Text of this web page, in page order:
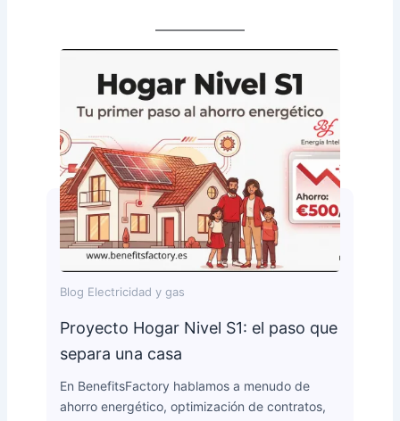
Blog Electricidad y gas
Proyecto Hogar Nivel S1: el paso que
separa una casa
En BenefitsFactory hablamos a menudo de
ahorro energético, optimización de contratos,